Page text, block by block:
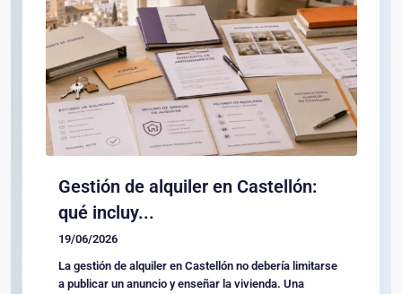
Gestión de alquiler en Castellón:
qué incluy...
19/06/2026
La gestión de alquiler en Castellón no debería limitarse
a publicar un anuncio y enseñar la vivienda. Una